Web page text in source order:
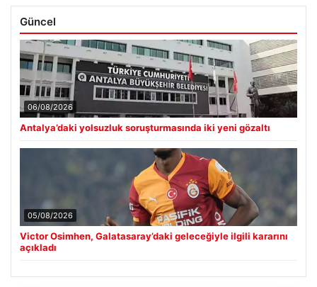
Güncel
06/08/2026
Antalya’daki yolsuzluk soruşturmasında iki yeni gözaltı
05/08/2026
Victor Osimhen, Galatasaray’daki geleceğiyle ilgili kararını
açıkladı